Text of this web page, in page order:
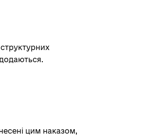
цим наказом,